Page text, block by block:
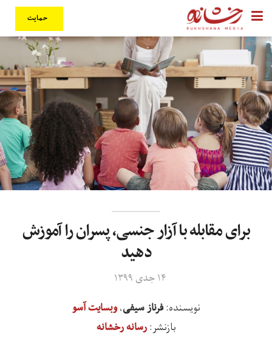
حمایت
برای مقابله با آزار جنسی، پسران را آموزش
دهید
۱۴ جدی ۱۳۹۹
نویسنده:فرناز سیفی،وبسایت آسو
بازنشر:رسانه رخشانه